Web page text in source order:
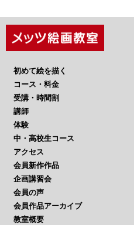
初めて絵を描く
コース・料金
受講・時間割
講師
体験
中・高校生コース
アクセス
会員新作作品
企画講習会
会員の声
会員作品アーカイブ
教室概要